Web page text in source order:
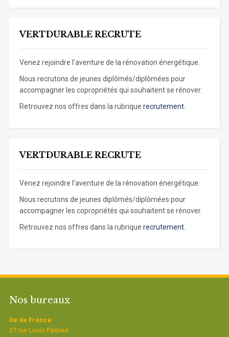
VERTDURABLE RECRUTE
Venez rejoindre l’aventure de la rénovation énergétique.
Nous recrutons de jeunes diplômés/diplômées pour
accompagner les copropriétés qui souhaitent se rénover.
Retrouvez nos offres dans la rubrique recrutement.
VERTDURABLE RECRUTE
Venez rejoindre l’aventure de la rénovation énergétique.
Nous recrutons de jeunes diplômés/diplômées pour
accompagner les copropriétés qui souhaitent se rénover.
Retrouvez nos offres dans la rubrique recrutement.
Nos bureaux
Ile de France
27 rue Louis Pasteur